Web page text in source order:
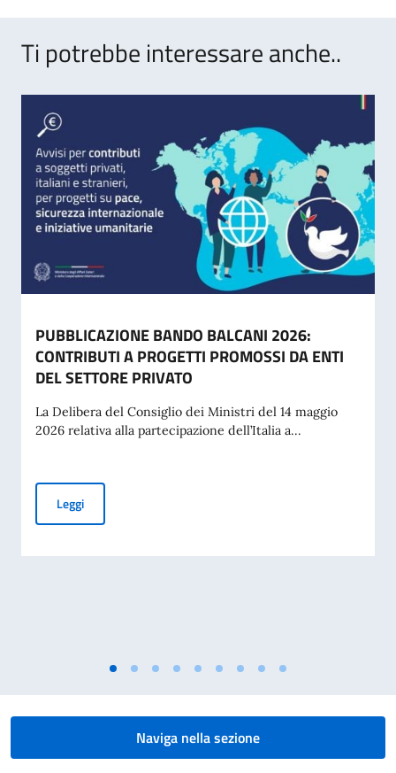
Ti potrebbe interessare anche..
PUBBLICAZIONE BANDO BALCANI 2026:
CONTRIBUTI A PROGETTI PROMOSSI DA ENTI
DEL SETTORE PRIVATO
La Delibera del Consiglio dei Ministri del 14 maggio
2026 relativa alla partecipazione dell’Italia a...
LeggiPUBBLICAZIONE BANDO BALCANI 2026: CONTRIBUTI A
Naviga nella sezione